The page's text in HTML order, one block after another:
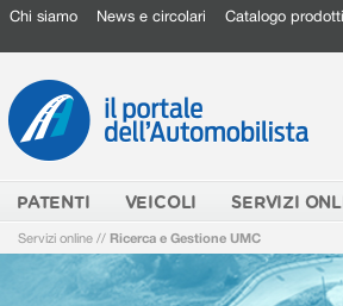
Chi siamo News e circolari Catalogo prodotti
PATENTI VEICOLI SERVIZI
Servizi online // Ricerca e Gestione UMC